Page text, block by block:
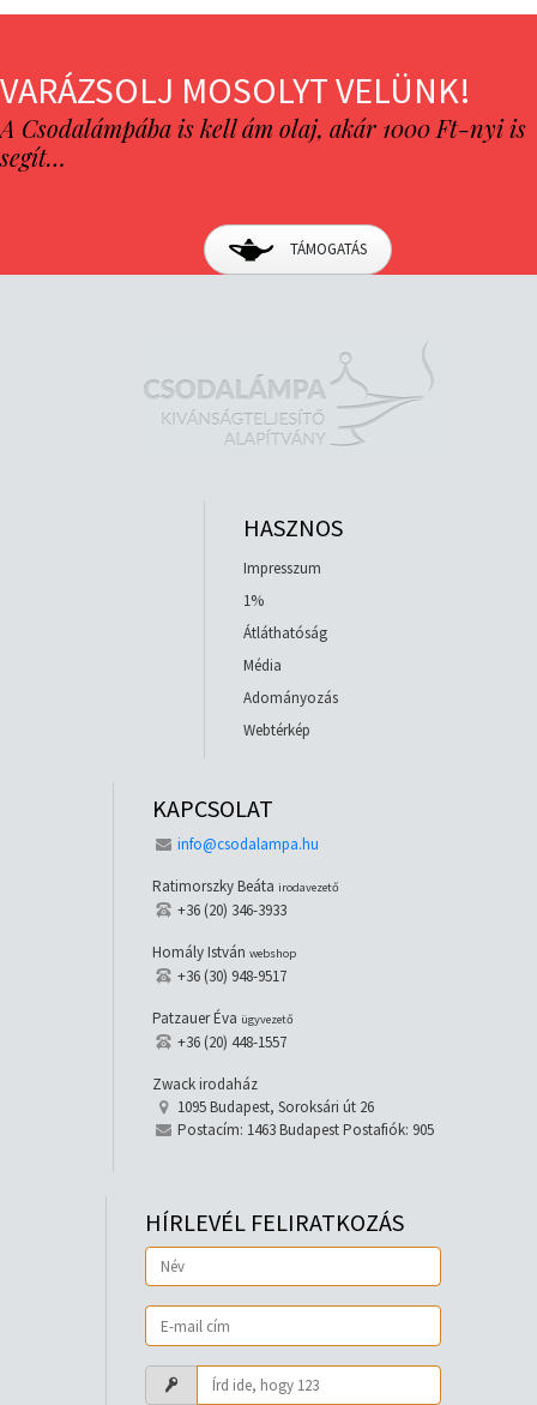
VARÁZSOLJ MOSOLYT VELÜNK!
A Csodalámpába is kell ám olaj, akár 1000 Ft-nyi is
segít…
TÁMOGATÁS
HASZNOS
Impresszum
1%
Átláthatóság
Média
Adományozás
Webtérkép
KAPCSOLAT
info@csodalampa.hu
Ratimorszky Beáta irodavezető
+36 (20) 346-3933
Homály István webshop
+36 (30) 948-9517
Patzauer Éva ügyvezető
+36 (20) 448-1557
Zwack irodaház
1095 Budapest, Soroksári út 26
Postacím: 1463 Budapest Postafiók: 905
HÍRLEVÉL FELIRATKOZÁS